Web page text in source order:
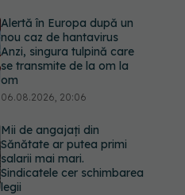
Alertă în Europa după un
nou caz de hantavirus
Anzi, singura tulpină care
se transmite de la om la
om
06.08.2026, 20:06
Mii de angajați din
Sănătate ar putea primi
salarii mai mari.
Sindicatele cer schimbarea
legii